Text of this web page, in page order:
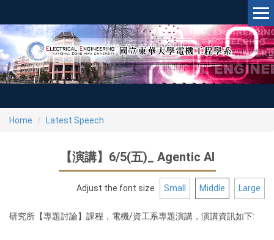
the
main
content
block
Home Latest Speech
【演講】6/5(五)_ Agentic AI
Adjust the font size Small Middle Large
研究所【專題討論】課程，電機/資工系專題演講，演講資訊如下: